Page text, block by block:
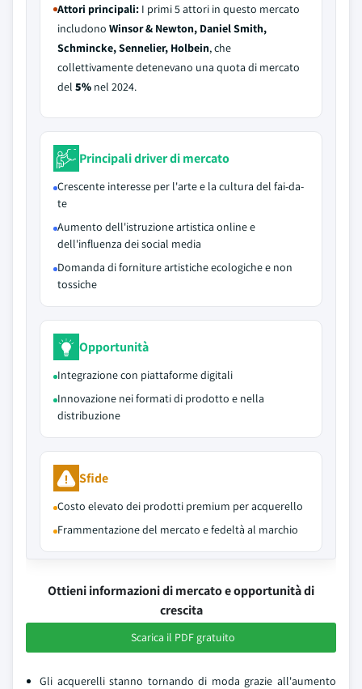
Attori principali: I primi 5 attori in questo mercato
includono Winsor & Newton, Daniel Smith,
Schmincke, Sennelier, Holbein, che
collettivamente detenevano una quota di mercato
del 5% nel 2024.
Principali driver di mercato
Crescente interesse per l'arte e la cultura del fai-da-
te
Aumento dell'istruzione artistica online e
dell'influenza dei social media
Domanda di forniture artistiche ecologiche e non
tossiche
Opportunità
Integrazione con piattaforme digitali
Innovazione nei formati di prodotto e nella
distribuzione
Sfide
Costo elevato dei prodotti premium per acquerello
Frammentazione del mercato e fedeltà al marchio
Ottieni informazioni di mercato e opportunità di
crescita
Scarica il PDF gratuito
Gli acquerelli stanno tornando di moda grazie all'aumento